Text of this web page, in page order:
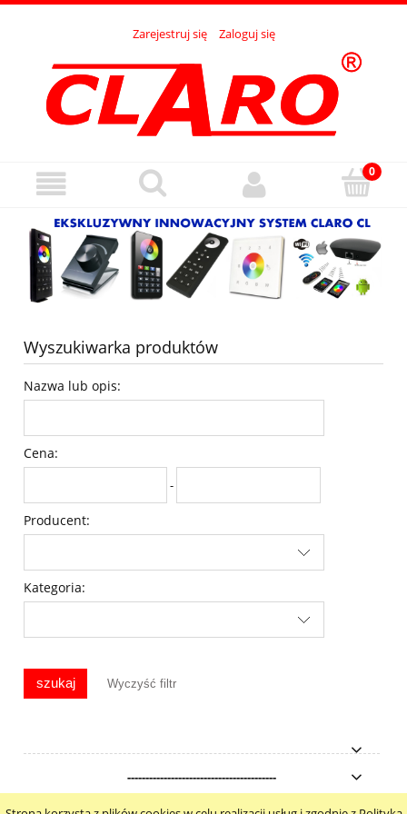
Zarejestruj się Zaloguj się
Wyszukiwarka produktów
Nazwa lub opis:
Cena:
-
Producent:
Kategoria:
szukaj Wyczyść filtr
-----------------------------------------